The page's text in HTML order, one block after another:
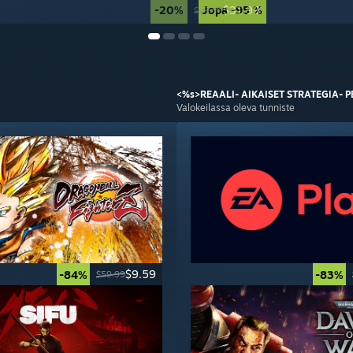
Jopa -95 %
-20% $39.99$31.99
-84% $59.99$9.59
<%s>REAALI- AIKAISET STRATEGIA-
Valokeilassa oleva tunniste
-83%